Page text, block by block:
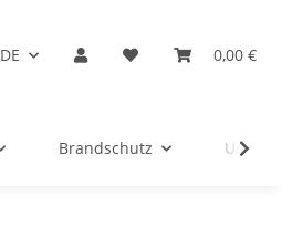
DE 0,00 €
Brandschutz